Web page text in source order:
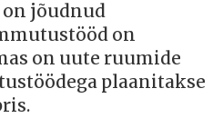
jõudnud
on
on uute ruumide
plaanitakse